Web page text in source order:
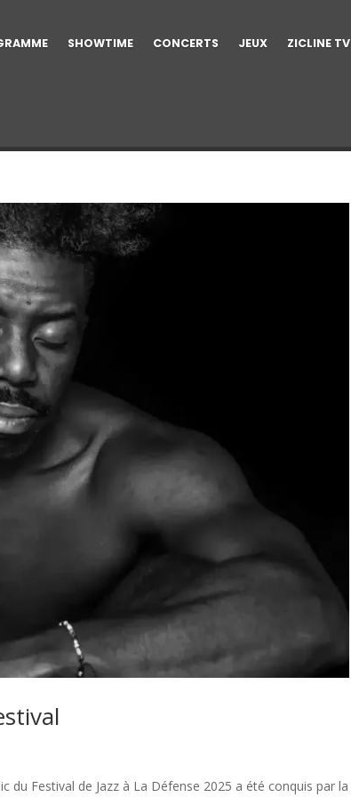
SHOWTIME CONCERTS JEUX ZICLINE TV
du Festival de Jazz à La Défense 2025 a été conquis par la